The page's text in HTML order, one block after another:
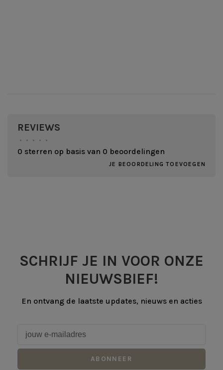
REVIEWS
• • • • •
0 sterren op basis van 0 beoordelingen
JE BEOORDELING TOEVOEGEN
SCHRIJF JE IN VOOR ONZE
NIEUWSBIEF!
En ontvang de laatste updates, nieuws en acties
ABONNEER